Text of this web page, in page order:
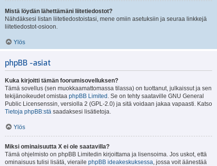
Mistä löydän lähettämäni liitetiedostot?
Nähdäksesi listan liitetiedostoistasi, mene omiin asetuksiin ja seuraa linkkejä
liitetiedostot-osioon.
Ylös
phpBB -asiat
Kuka kirjoitti tämän foorumisovelluksen?
Tämä sovellus (sen muokkaamattomassa tilassa) on tuottanut, julkaissut ja sen
tekijänoikeudet omistaa phpBB Limited . Se on tehty saataville GNU General
Public Licensenssin, versiolla 2 (GPL-2.0) ja sitä voidaan jakaa vapaasti. Katso
Tietoja phpBB:stä saadaksesi lisätietoja.
Ylös
Miksi ominaisuutta X ei ole saatavilla?
Tämä ohjelmisto on phpBB Limitedin kirjoittama ja lisensoima. Jos uskot, että
ominaisuus tulisi lisätä, vieraile phpBB ideakeskuksessa, jossa voit äänestää